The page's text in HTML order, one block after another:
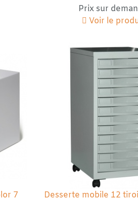
Prix sur
Voir le
7
Desserte mobile 12